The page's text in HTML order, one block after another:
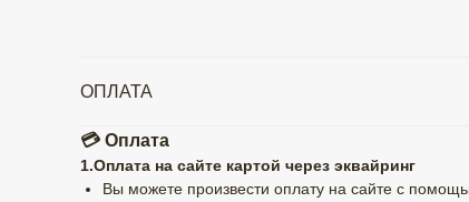
ОПЛАТА
💳 Оплата
1.Оплата на сайте картой через эквайринг
Вы можете произвести оплату на сайте с